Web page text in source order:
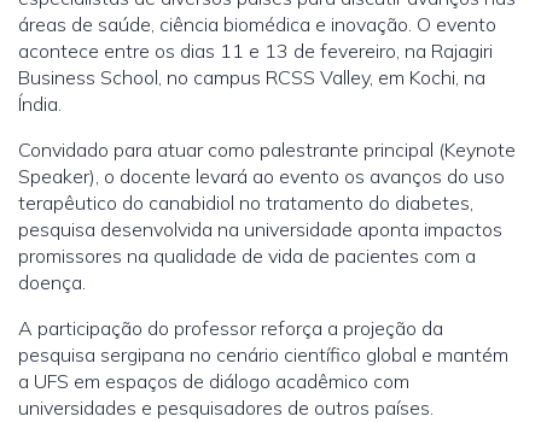
áreas de saúde, ciência biomédica e inovação. O evento
acontece entre os dias 11 e 13 de fevereiro, na Rajagiri
Business School, no campus RCSS Valley, em Kochi, na
Índia.
Convidado para atuar como palestrante principal (Keynote
Speaker), o docente levará ao evento os avanços do uso
terapêutico do canabidiol no tratamento do diabetes,
pesquisa desenvolvida na universidade aponta impactos
promissores na qualidade de vida de pacientes com a
doença.
A participação do professor reforça a projeção da
pesquisa sergipana no cenário científico global e mantém
a UFS em espaços de diálogo acadêmico com
universidades e pesquisadores de outros países.